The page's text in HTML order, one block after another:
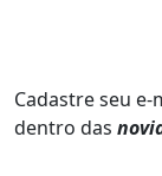
Cadastre seu
dentro das